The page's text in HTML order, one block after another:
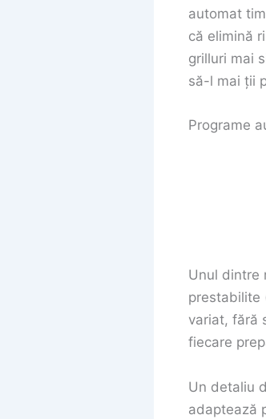
automat
că elimină
grilluri mai
să-l mai ții
Programe
Unul dintre
prestabilite
variat, fără
fiecare
Un detaliu
adaptează